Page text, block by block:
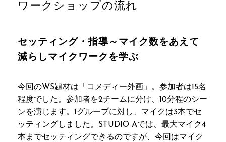
ワークショップの流れ
セッティング・指導～マイク数をあえて
減らしマイクワークを学ぶ
今回のWS題材は「コメディー外画」。参加者は15名
程度でした。参加者を2チームに分け、10分程のシー
ンを演じます。1グループに対し、マイクは3本でセ
ッティングしました。STUDIO Aでは、最大マイク4
本までセッティングできるのですが、今回はマイク